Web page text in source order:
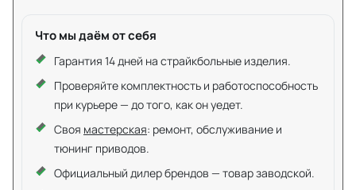
Что мы даём от себя
Гарантия 14 дней на страйкбольные изделия.
Проверяйте комплектность и работоспособность
при курьере — до того, как он уедет.
Своя мастерская: ремонт, обслуживание и
тюнинг приводов.
Официальный дилер брендов — товар заводской.